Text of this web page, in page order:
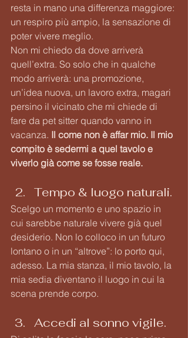
resta in mano una differenza maggiore:
un respiro più ampio, la sensazione di
poter vivere meglio.
Non mi chiedo da dove arriverà
quell’extra. So solo che in qualche
modo arriverà: una promozione,
un’idea nuova, un lavoro extra, magari
persino il vicinato che mi chiede di
fare da pet sitter quando vanno in
vacanza. Il come non è affar mio. Il mio
compito è sedermi a quel tavolo e
viverlo già come se fosse reale.
Tempo & luogo naturali.
Scelgo un momento e uno spazio in
cui sarebbe naturale vivere già quel
desiderio. Non lo colloco in un futuro
lontano o in un “altrove”: lo porto qui,
adesso. La mia stanza, il mio tavolo, la
mia sedia diventano il luogo in cui la
scena prende corpo.
Accedi al sonno vigile.